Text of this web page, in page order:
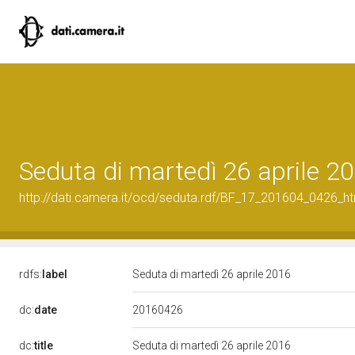
Seduta di martedì 26 aprile
http://dati.camera.it/ocd/seduta.rdf/
rdfs: label Seduta di martedì 26 aprile 2016
dc:date 20160426
dc:title Seduta di martedì 26 aprile 2016